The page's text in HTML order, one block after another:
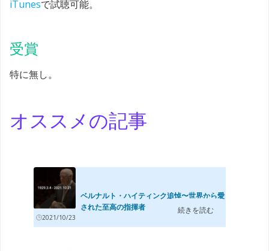
iTunesで試聴可能。
受賞
特に無し。
オススメの記事
ベルナルト・ハイティンク追悼〜世界から愛
された至高の指揮者
2021/10/23
続きを読む